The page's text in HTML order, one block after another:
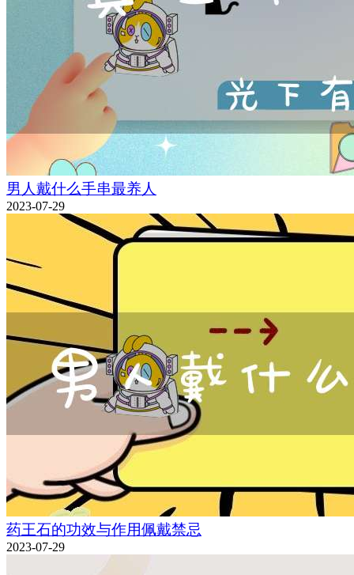
男人戴什么手串最养人
2023-07-29
药王石的功效与作用佩戴禁忌
2023-07-29